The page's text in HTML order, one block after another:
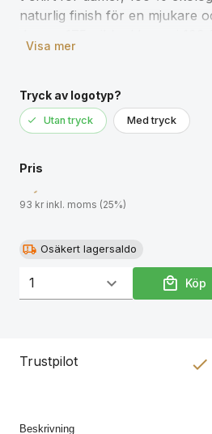
naturlig finish för en mjukare
halsringning, nackband,
% viskos, (2) Gråmelerad: 85
15 % viskos. För matchande
storlekstabellen i avsnittet om
Visa mer
Tryck av logotyp?
Utan tryck Med tryck
Pris
93 kr inkl. moms (25%)
Osäkert lagersaldo
Köp
Trustpilot
Beskrivning